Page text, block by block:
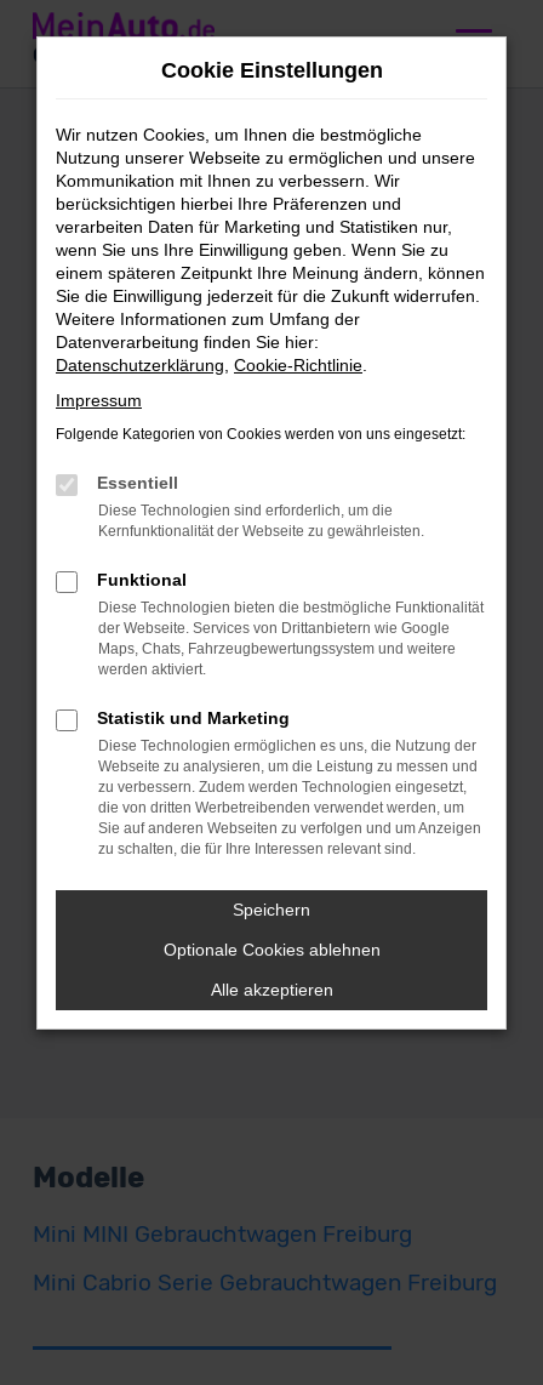
Zum
Hauptinhalt
Mini
Gebrauchtwagen
kaufen mit
Lieferservice nach
Freiburg
für Freiburg
Mini Gebrauchtwagen sind unser täglich
Brot. Wir bieten dir eine enorme
Bandbreite an Fahrzeugen und lassen
schöpfen“. Hinzu kommt, dass wir für
dich die Lieferung direkt nach Freiburg
oder einen anderen Ort, irgendwo in
Deutschland, übernehmen. Wir lassen
bei Mini Gebrauchtwagen Argumente
sprechen und überzeugen durch
Qualität. All unsere Fahrzeuge für deine
Mobilität in Freiburg stammen aus erster
Hand und hatten entsprechend nur
einen Vorbesitzer. Es handelt sich um
einheimische Fahrzeuge und keine EU-
Importe und vor allem: unsere Mini
Gebrauchtwagen wurden im Vorfeld
gründlich geprüft und sind einwandfrei.
Darauf geben wir dir eine Garantie.
Modelle
Mini MINI Gebrauchtwagen Freiburg
Mini Cabrio Serie Gebrauchtwagen Freiburg
Cookie Einstellungen
Wir nutzen Cookies, um Ihnen die bestmögliche
Nutzung unserer Webseite zu ermöglichen und unsere
Kommunikation mit Ihnen zu verbessern. Wir
berücksichtigen hierbei Ihre Präferenzen und
verarbeiten Daten für Marketing und Statistiken nur,
wenn Sie uns Ihre Einwilligung geben. Wenn Sie zu
einem späteren Zeitpunkt Ihre Meinung ändern, können
Sie die Einwilligung jederzeit für die Zukunft widerrufen.
Weitere Informationen zum Umfang der
Datenverarbeitung finden Sie hier:
Datenschutzerklärung Cookie-Richtlinie
Impressum
Folgende Kategorien von Cookies werden von uns eingesetzt:
Essentiell
Diese Technologien sind erforderlich, um die
Kernfunktionalität der Webseite zu gewährleisten.
Funktional
Diese Technologien bieten die bestmögliche Funktionalität
der Webseite. Services von Drittanbietern wie Google
Maps, Chats, Fahrzeugbewertungssystem und weitere
werden aktiviert.
Statistik und Marketing
Diese Technologien ermöglichen es uns, die Nutzung der
Webseite zu analysieren, um die Leistung zu messen und
zu verbessern. Zudem werden Technologien eingesetzt,
die von dritten Werbetreibenden verwendet werden, um
Sie auf anderen Webseiten zu verfolgen und um Anzeigen
zu schalten, die für Ihre Interessen relevant sind.
Speichern
Optionale Cookies ablehnen
Alle akzeptieren